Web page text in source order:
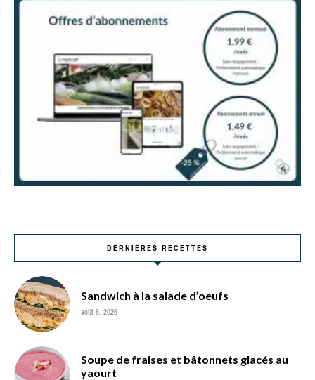
DERNIÈRES RECETTES
Sandwich à la salade d’oeufs
août 6, 2026
Soupe de fraises et bâtonnets glacés au
yaourt